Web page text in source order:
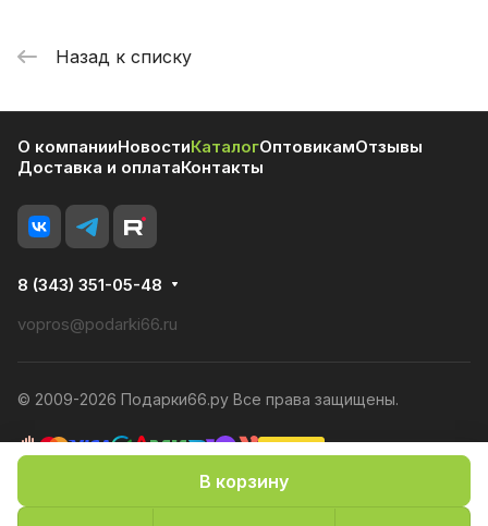
В корзину
Назад к списку
О компанииНовостиКаталогОптовикамОтзывы
Доставка и оплатаКонтакты
8 (343) 351-05-48
vopros@podarki66.ru
© 2009-2026 Подарки66.ру Все права защищены.
Политика конфиденциальности